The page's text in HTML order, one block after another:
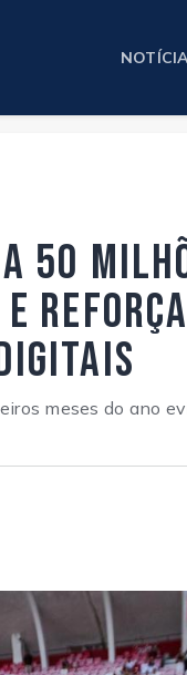
50
meses do ano